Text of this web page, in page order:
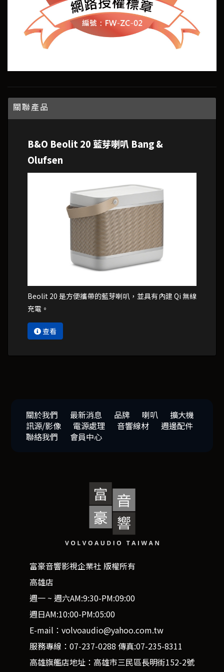
關聯產品
Beolit 20 是方便攜帶的藍芽喇叭，並具有內建 Qi 無線
充電。
查看
B&O Beolit 20 藍芽喇叭 Bang &
Olufsen
關於我們 最新消息 品牌 喇叭
擴大機
訊源/影像
電源處理 音響線材
週邊配件
聯絡我們
會員中心
富豪音響影視企業社 版權所有
高雄店
週一 ~ 週六AM:9:30-PM:09:00
週日AM:10:00-PM:05:00
E-mail：volvoaudio@yahoo.com.tw
服務專線：07-237-0288 傳真:07-235-8311
高雄旗艦店地址：高雄市三民區長明街152-2號